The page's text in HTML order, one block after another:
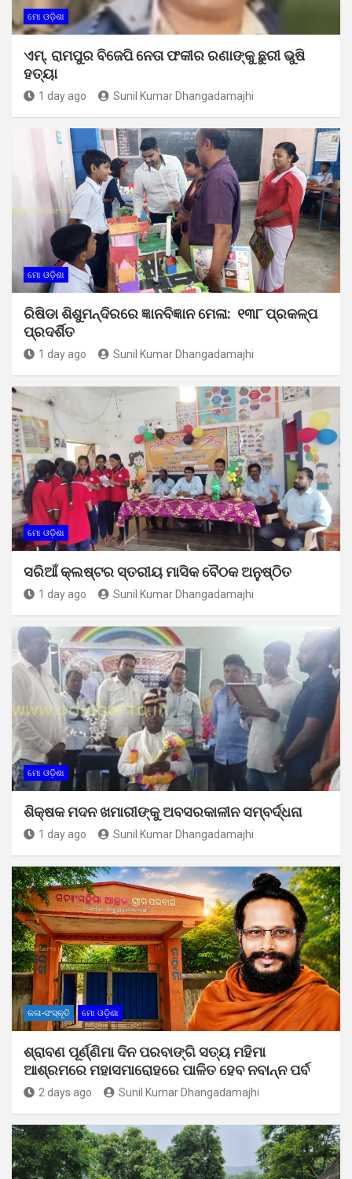
ମୋ ଓଡ଼ିଶା
ଏମ୍. ରାମପୁର ବିଜେପି ନେତା ଫକୀର ରଣାଙ୍କୁ ଛୁରୀ ଭୁଷି
ହତ୍ୟା
1 day ago Sunil Kumar Dhangadamajhi
ମୋ ଓଡ଼ିଶା
ରିଷିଡା ଶିଶୁମନ୍ଦିରରେ ଜ୍ଞାନବିଜ୍ଞାନ ମେଳା: ୧୩୮ ପ୍ରକଳ୍ପ
ପ୍ରଦର୍ଶିତ
1 day ago Sunil Kumar Dhangadamajhi
ମୋ ଓଡ଼ିଶା
ସରିଆଁ କ୍ଲଷ୍ଟର ସ୍ତରୀୟ ମାସିକ ବୈଠକ ଅନୁଷ୍ଠିତ
1 day ago Sunil Kumar Dhangadamajhi
ମୋ ଓଡ଼ିଶା
ଶିକ୍ଷକ ମଦନ ଖମାରୀଙ୍କୁ ଅବସରକାଳୀନ ସମ୍ବର୍ଦ୍ଧନା
1 day ago Sunil Kumar Dhangadamajhi
କଳା-ସଂସ୍କୃତି ମୋ ଓଡ଼ିଶା
ଶ୍ରାବଣ ପୂର୍ଣ୍ଣିମା ଦିନ ପରବାଙ୍ଗି ସତ୍ୟ ମହିମା
ଆଶ୍ରମରେ ମହାସମାରୋହରେ ପାଳିତ ହେବ ନବାନ୍ନ ପର୍ବ
2 days ago Sunil Kumar Dhangadamajhi